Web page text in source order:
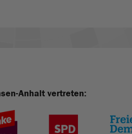
Anhalt vertreten: